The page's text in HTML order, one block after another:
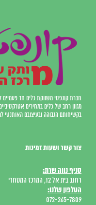
חברת קונפטי משווקת כלים חד פעמיים
מגוון רחב של כלים במחירים
בקשיחותם הגבוהה ובעיצובם האותנטי
צור קשר ושעות זמינות
סניף נווה שרת:
רחוב בית אל 12, המרכז המסחרי
הטלפון שלנו:
072-265-7809